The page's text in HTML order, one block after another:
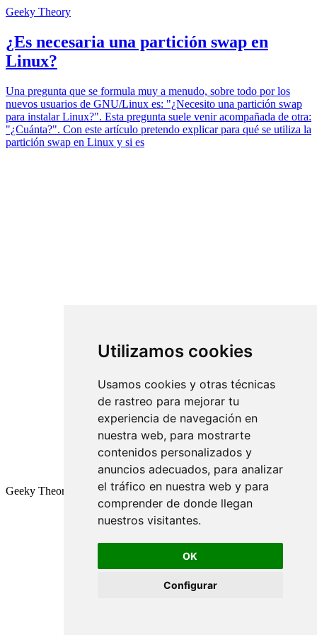
Utilizamos cookies
Usamos cookies y otras técnicas
de rastreo para mejorar tu
experiencia de navegación en
nuestra web, para mostrarte
contenidos personalizados y
anuncios adecuados, para analizar
el tráfico en nuestra web y para
comprender de donde llegan
nuestros visitantes.
OK
Configurar
Geeky Theory
¿Es necesaria una partición swap en
Linux?
Una pregunta que se formula muy a menudo, sobre todo por los
nuevos usuarios de GNU/Linux es: "¿Necesito una partición swap
para instalar Linux?". Esta pregunta suele venir acompañada de otra:
"¿Cuánta?". Con este artículo pretendo explicar para qué se utiliza la
partición swap en Linux y si es
Geeky Theory © 2026